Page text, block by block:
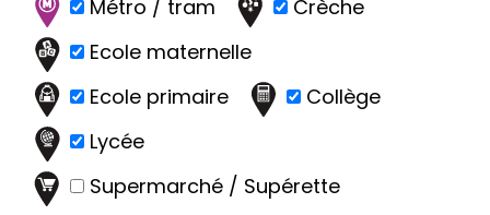
Métro / tram
Crèche
Ecole maternelle
Ecole primaire
Collège
Lycée
Supermarché / Supérette